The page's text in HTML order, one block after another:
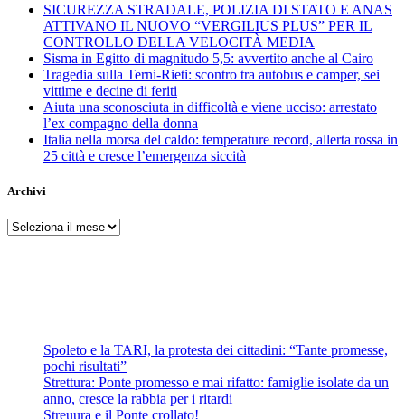
SICUREZZA STRADALE, POLIZIA DI STATO E ANAS
ATTIVANO IL NUOVO “VERGILIUS PLUS” PER IL
CONTROLLO DELLA VELOCITÀ MEDIA
Sisma in Egitto di magnitudo 5,5: avvertito anche al Cairo
Tragedia sulla Terni-Rieti: scontro tra autobus e camper, sei
vittime e decine di feriti
Aiuta una sconosciuta in difficoltà e viene ucciso: arrestato
l’ex compagno della donna
Italia nella morsa del caldo: temperature record, allerta rossa in
25 città e cresce l’emergenza siccità
Archivi
Archivi
Spoleto e la TARI, la protesta dei cittadini: “Tante promesse,
pochi risultati”
Strettura: Ponte promesso e mai rifatto: famiglie isolate da un
anno, cresce la rabbia per i ritardi
Streuura e il Ponte crollato!